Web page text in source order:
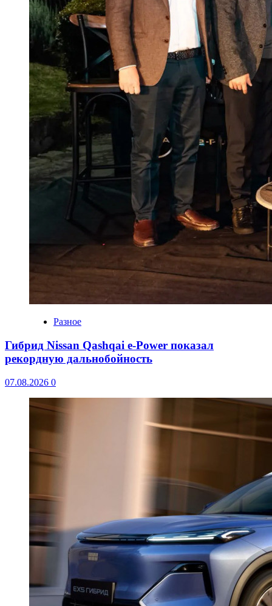
Разное
Гибрид Nissan Qashqai e-Power показал
рекордную дальнобойность
07.08.2026 0